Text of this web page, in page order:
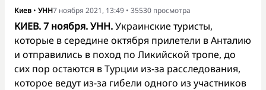
Киев • УНН7 ноября 2021, 13:49 • 35530 просмотра
КИЕВ. 7 ноября. УНН.Украинские туристы,
которые в середине октября прилетели в Анталию
и отправились в поход по Ликийской тропе, до
сих пор остаются в Турции из-за расследования,
которое ведут из-за гибели одного из участников